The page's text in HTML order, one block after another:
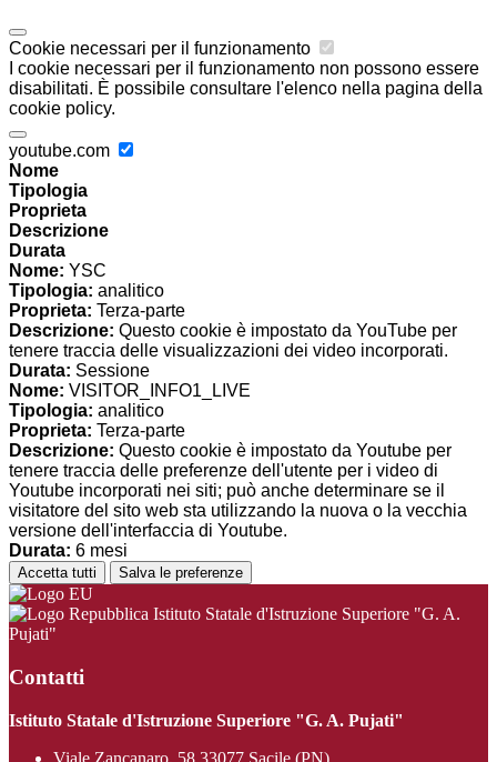
Cookie necessari per il funzionamento
I cookie necessari per il funzionamento non possono essere
disabilitati. È possibile consultare l'elenco nella pagina della
cookie policy.
youtube.com
Nome
Tipologia
Proprieta
Descrizione
Durata
Nome: YSC
Tipologia: analitico
Proprieta: Terza-parte
Descrizione: Questo cookie è impostato da YouTube per
tenere traccia delle visualizzazioni dei video incorporati.
Durata: Sessione
Nome: VISITOR_INFO1_LIVE
Tipologia: analitico
Proprieta: Terza-parte
Descrizione: Questo cookie è impostato da Youtube per
tenere traccia delle preferenze dell'utente per i video di
Youtube incorporati nei siti; può anche determinare se il
visitatore del sito web sta utilizzando la nuova o la vecchia
versione dell'interfaccia di Youtube.
Durata: 6 mesi
Accetta tutti Salva le preferenze
Istituto Statale d'Istruzione Superiore "G. A.
Pujati"
Contatti
Istituto Statale d'Istruzione Superiore "G. A. Pujati"
Viale Zancanaro, 58 33077 Sacile (PN)